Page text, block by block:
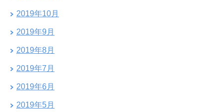
2019年10月
2019年9月
2019年8月
2019年7月
2019年6月
2019年5月